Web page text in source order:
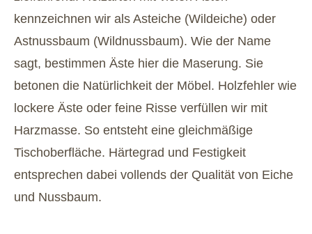
kennzeichnen wir als Asteiche (Wildeiche) oder
Astnussbaum (Wildnussbaum). Wie der Name
sagt, bestimmen Äste hier die Maserung. Sie
betonen die Natürlichkeit der Möbel. Holzfehler wie
lockere Äste oder feine Risse verfüllen wir mit
Harzmasse. So entsteht eine gleichmäßige
Tischoberfläche. Härtegrad und Festigkeit
entsprechen dabei vollends der Qualität von Eiche
und Nussbaum.